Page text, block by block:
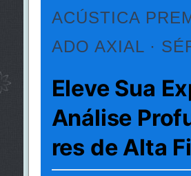
ACÚSTICA
ADO AXIAL ·
Eleve Sua
Análise
res de Alta